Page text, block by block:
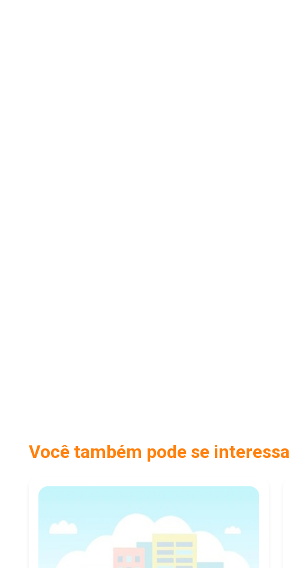
Você também pode se